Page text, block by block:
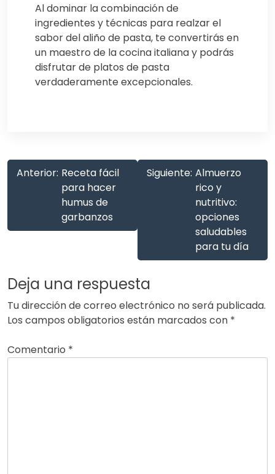
Al dominar la combinación de
ingredientes y técnicas para realzar el
sabor del aliño de pasta, te convertirás en
un maestro de la cocina italiana y podrás
disfrutar de platos de pasta
verdaderamente excepcionales.
Anterior: Receta fácil
para hacer
humus de
garbanzos
Siguiente: Almuerzo
rico y
nutritivo:
opciones
saludables
para tu día
Deja una respuesta
Tu dirección de correo electrónico no será publicada.
Los campos obligatorios están marcados con *
Comentario *